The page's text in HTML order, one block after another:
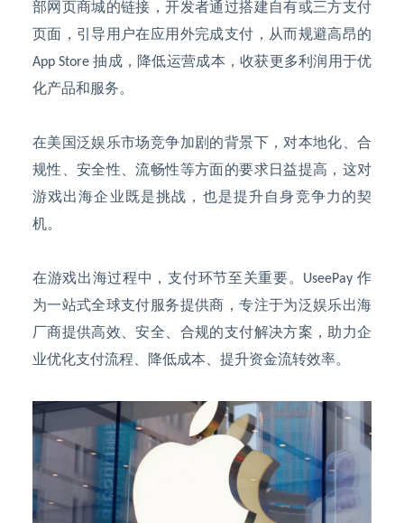
部网页商城的链接，开发者通过搭建自有或三方支付
页面，引导用户在应用外完成支付，从而规避高昂的
App Store抽成，降低运营成本，收获更多利润用于优
化产品和服务。
在美国泛娱乐市场竞争加剧的背景下，对本地化、合
规性、安全性、流畅性等方面的要求日益提高，这对
游戏出海企业既是挑战，也是提升自身竞争力的契
机。
在游戏出海过程中，支付环节至关重要。 UseePay作
为一站式全球支付服务提供商，专注于为泛娱乐出海
厂商提供高效、安全、合规的支付解决方案，助力企
业优化支付流程、降低成本、提升资金流转效率。